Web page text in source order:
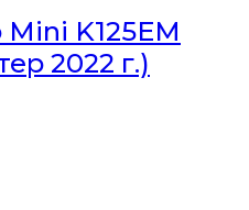
K125EM
2022 г.)